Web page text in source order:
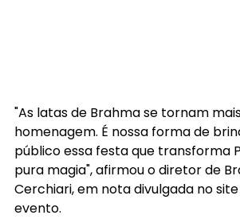
"As latas de Brahma se tornam
homenagem. É nossa forma de
público essa festa que transforma
pura magia", afirmou o diretor de
Cerchiari, em nota divulgada no
evento.